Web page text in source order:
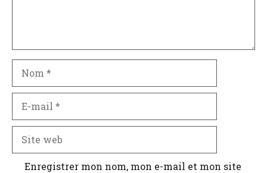
mail
web
Enregistrer mon nom, mon e-mail et mon site